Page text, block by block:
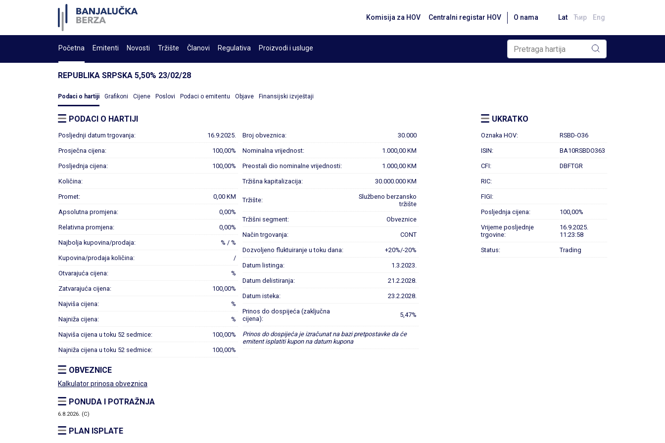
Komisija za HOV Centralni registar HOV O nama Lat Ћир Eng
Početna Emitenti Novosti Tržište Članovi Regulativa Proizvodi i usluge
REPUBLIKA SRPSKA 5,50% 23/02/28
Podaci o hartiji Grafikoni Cijene Poslovi Podaci o emitentu Objave Finansijski izvještaji
PODACI O HARTIJI
Posljednji datum trgovanja: 16.9.2025.
Prosječna cijena: 100,00%
Posljednja cijena: 100,00%
Količina:
Promet: 0,00 KM
Apsolutna promjena: 0,00%
Relativna promjena: 0,00%
Najbolja kupovina/prodaja: % / %
Kupovina/prodaja količina: /
Otvarajuća cijena: %
Zatvarajuća cijena: 100,00%
Najviša cijena: %
Najniža cijena: %
Najviša cijena u toku 52 sedmice: 100,00%
Najniža cijena u toku 52 sedmice: 100,00%
Broj obveznica: 30.000
Nominalna vrijednost: 1.000,00 KM
Preostali dio nominalne vrijednosti: 1.000,00 KM
Tržišna kapitalizacija: 30.000.000 KM
Tržište:
Službeno berzansko
tržište
Tržišni segment: Obveznice
Način trgovanja: CONT
Dozvoljeno fluktuiranje u toku dana: +20%/-20%
Datum listinga: 1.3.2023.
Datum delistiranja: 21.2.2028.
Datum isteka: 23.2.2028.
Prinos do dospijeća (zaključna
cijena):
5,47%
Prinos do dospijeća je izračunat na bazi pretpostavke da će
emitent isplatiti kupon na datum kupona
UKRATKO
Oznaka HOV: RSBD-O36
ISIN: BA10RSBDO363
CFI: DBFTGR
RIC:
FIGI:
Posljednja cijena: 100,00%
Vrijeme posljednje
trgovine:
16.9.2025.
11:23:58
Status: Trading
OBVEZNICE
Kalkulator prinosa obveznica
PONUDA I POTRAŽNJA
6.8.2026. (C)
PLAN ISPLATE